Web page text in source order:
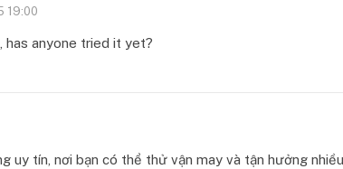
19:00
has anyone tried it yet?
uy tín, nơi bạn có thể thử vận may và tận hưởng